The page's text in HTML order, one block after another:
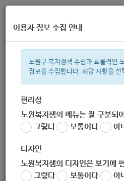
주간 인기검색어
한눈으로 보는
이용자 정보 수집 안내
노원구 복지정책 수립과 효율적인
정보를 수집합니다. 해당 사항을 선
편리성
노원복지샘의 메뉴는 잘 구분되
그렇다
보통이다 아
디자인
노원복지샘의 디자인은 보기에
그렇다
보통이다 아